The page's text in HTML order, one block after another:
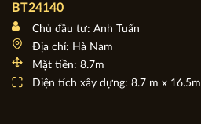
BT24140
Chủ đầu tư: Anh Tuấn
Địa chỉ: Hà Nam
Mặt tiền: 8.7m
Diện tích xây dựng: 8.7 m x 16.5m